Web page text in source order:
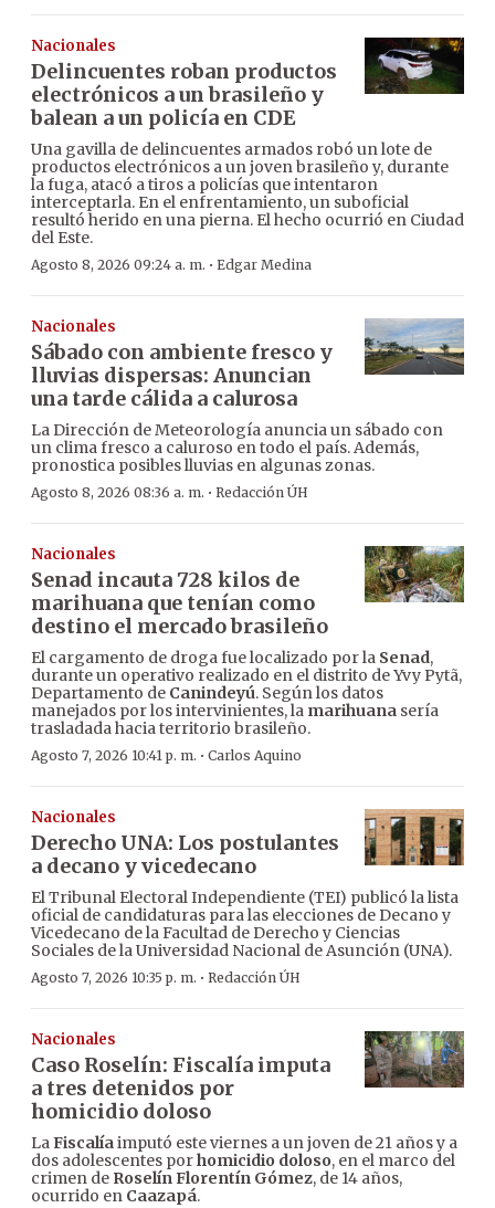
Nacionales
Delincuentes roban productos
electrónicos a un brasileño y
balean a un policía en CDE
Una gavilla de delincuentes armados robó un lote de
productos electrónicos a un joven brasileño y, durante
la fuga, atacó a tiros a policías que intentaron
interceptarla. En el enfrentamiento, un suboficial
resultó herido en una pierna. El hecho ocurrió en Ciudad
del Este.
Agosto 8, 2026 09:24 a. m. · Edgar Medina
Nacionales
Sábado con ambiente fresco y
lluvias dispersas: Anuncian
una tarde cálida a calurosa
La Dirección de Meteorología anuncia un sábado con
un clima fresco a caluroso en todo el país. Además,
pronostica posibles lluvias en algunas zonas.
Agosto 8, 2026 08:36 a. m. · Redacción ÚH
Nacionales
Senad incauta 728 kilos de
marihuana que tenían como
destino el mercado brasileño
El cargamento de droga fue localizado por la Senad,
durante un operativo realizado en el distrito de Yvy Pytã,
Departamento de Canindeyú. Según los datos
manejados por los intervinientes, la marihuana sería
trasladada hacia territorio brasileño.
Agosto 7, 2026 10:41 p. m. · Carlos Aquino
Nacionales
Derecho UNA: Los postulantes
a decano y vicedecano
El Tribunal Electoral Independiente (TEI) publicó la lista
oficial de candidaturas para las elecciones de Decano y
Vicedecano de la Facultad de Derecho y Ciencias
Sociales de la Universidad Nacional de Asunción (UNA).
Agosto 7, 2026 10:35 p. m. · Redacción ÚH
Nacionales
Caso Roselín: Fiscalía imputa
a tres detenidos por
homicidio doloso
LaFiscalíaimputó este viernes a un joven de 21 años y a
dos adolescentes porhomicidio doloso, en el marco del
crimen de Roselín Florentín Gómez, de 14 años,
ocurrido en Caazapá.